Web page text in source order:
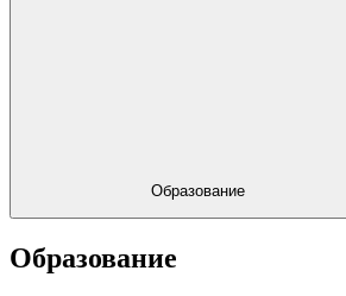
Образование
Образование